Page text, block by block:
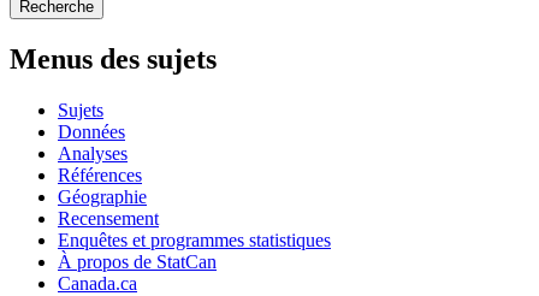
Recherche
Menus des sujets
Sujets
Données
Analyses
Références
Géographie
Recensement
Enquêtes et programmes statistiques
À propos de StatCan
Canada.ca